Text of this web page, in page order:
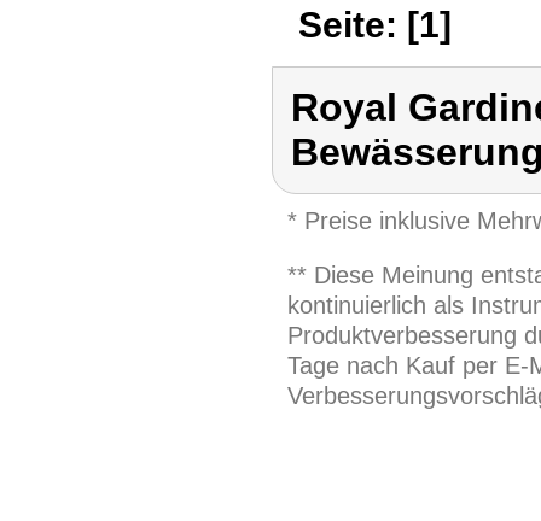
Seite: [1]
Royal
* Preise inklusive
** Diese Meinung
kontinuierlich als
Produktverbesserung
Tage nach Kauf per E-